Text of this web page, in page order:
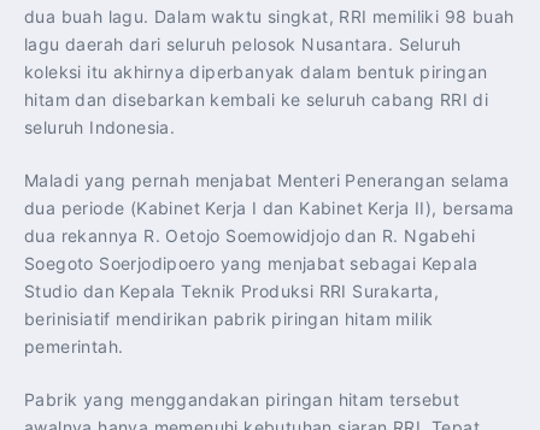
dua buah lagu. Dalam waktu singkat, RRI memiliki 98 buah
lagu daerah dari seluruh pelosok Nusantara. Seluruh
koleksi itu akhirnya diperbanyak dalam bentuk piringan
hitam dan disebarkan kembali ke seluruh cabang RRI di
seluruh Indonesia.
Maladi yang pernah menjabat Menteri Penerangan selama
dua periode (Kabinet Kerja I dan Kabinet Kerja II), bersama
dua rekannya R. Oetojo Soemowidjojo dan R. Ngabehi
Soegoto Soerjodipoero yang menjabat sebagai Kepala
Studio dan Kepala Teknik Produksi RRI Surakarta,
berinisiatif mendirikan pabrik piringan hitam milik
pemerintah.
Pabrik yang menggandakan piringan hitam tersebut